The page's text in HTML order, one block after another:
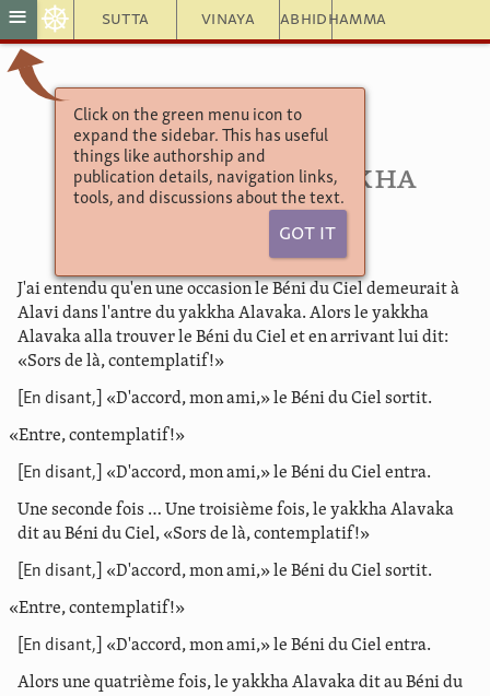
Sutta Vinaya Abhidhamma
≡ ☸
Click on the green menu icon to
expand the sidebar. This has useful
things like authorship and
publication details, navigation links,
tools, and discussions about the text.
Got It
Khuddaka Nikāya
Sutta Nipāta
1.10. Pour le Yakkha
Alavaka
J'ai entendu qu'en une occasion le Béni du Ciel demeurait à
Alavi dans l'antre du yakkha Alavaka. Alors le yakkha
Alavaka alla trouver le Béni du Ciel et en arrivant lui dit:
«Sors de là, contemplatif!»
[En disant,] «D'accord, mon ami,» le Béni du Ciel sortit.
«Entre, contemplatif!»
[En disant,] «D'accord, mon ami,» le Béni du Ciel entra.
Une seconde fois … Une troisième fois, le yakkha Alavaka
dit au Béni du Ciel, «Sors de là, contemplatif!»
[En disant,] «D'accord, mon ami,» le Béni du Ciel sortit.
«Entre, contemplatif!»
[En disant,] «D'accord, mon ami,» le Béni du Ciel entra.
Alors une quatrième fois, le yakkha Alavaka dit au Béni du